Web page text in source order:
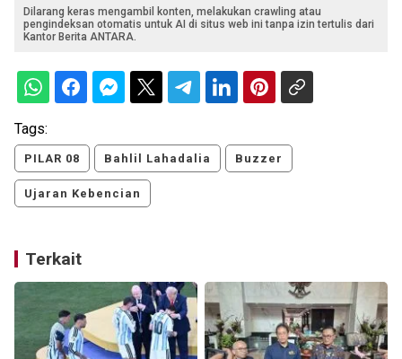
Dilarang keras mengambil konten, melakukan crawling atau
pengindeksan otomatis untuk AI di situs web ini tanpa izin tertulis dari
Kantor Berita ANTARA.
Tags:
PILAR 08 Bahlil Lahadalia Buzzer
Ujaran Kebencian
Terkait